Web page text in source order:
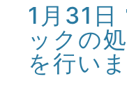
1月31日
ックの
を行い